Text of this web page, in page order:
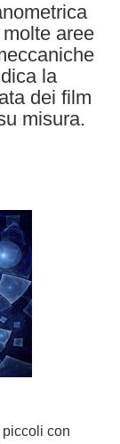
aree
la
dei film
misura.
piccoli con